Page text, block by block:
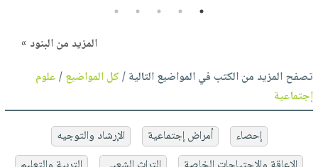
1
2
3
4
5
المزيد من البنود »
تصفح المزيد من الكتب في المواضيع التالية /كل المواضيع/علوم
إجتماعية
إحصاء أمراض إجتماعية
الإرشاد والتوجيه